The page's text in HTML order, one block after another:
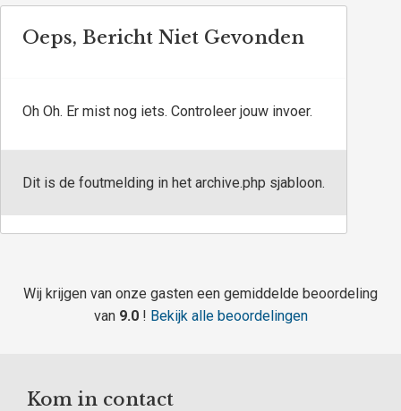
Oeps, Bericht Niet Gevonden
Oh Oh. Er mist nog iets. Controleer jouw invoer.
Dit is de foutmelding in het archive.php sjabloon.
Wij krijgen van onze gasten een gemiddelde beoordeling
van 9.0 ! Bekijk alle beoordelingen
Kom in contact